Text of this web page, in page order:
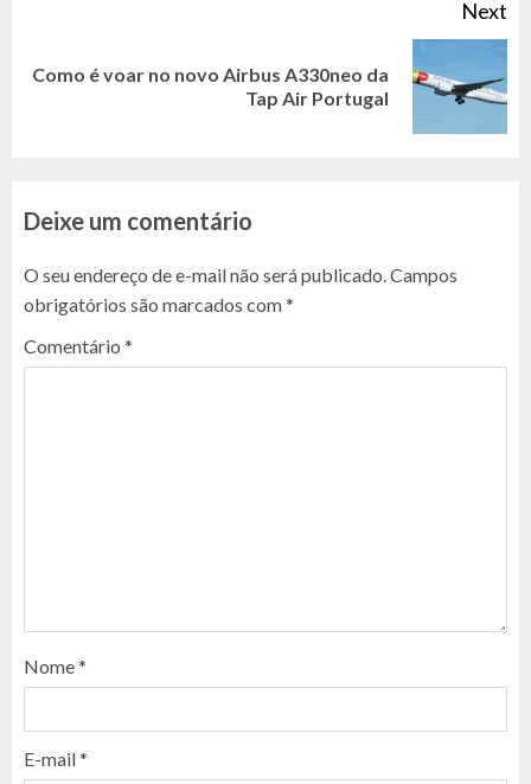
Next
Next
Como é voar no novo Airbus A330neo da
Tap Air Portugal
Deixe um comentário
O seu endereço de e-mail não será publicado. Campos
obrigatórios são marcados com*
Comentário *
Nome*
E-mail*